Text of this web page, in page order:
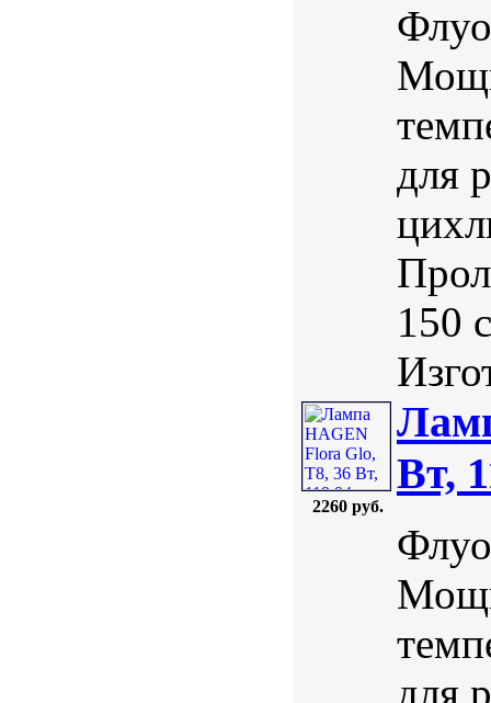
для
150
2260 руб.
Вт,
для